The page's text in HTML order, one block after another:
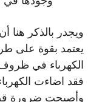
ويجدر بالذكر هنا
يعتمد بقوة على
الكهرباء في
فقد اضاءت
وأصبحت ضرورة